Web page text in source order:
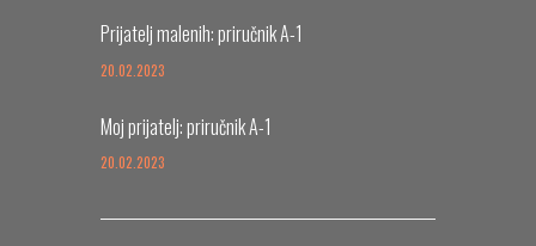
Prijatelj malenih: priručnik A-1
20.02.2023
Moj prijatelj: priručnik A-1
20.02.2023